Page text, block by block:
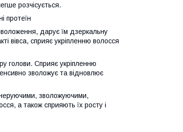
розчісується.
протеїн
дарує їм дзеркальну
вівса, сприяє укріпленню волосся
голови. Сприяє укріпленню
зволожує та відновлює
зволожуючими,
а також сприяють їх росту і